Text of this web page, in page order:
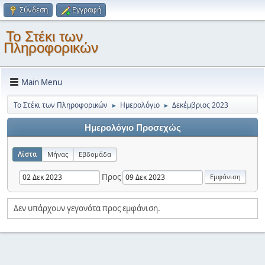
Σύνδεση Εγγραφή
Το Στέκι των
Πληροφορικών
Main Menu
Το Στέκι των Πληροφορικών ► Ημερολόγιο ► Δεκέμβριος 2023
Ημερολόγιο Προσεχώς
Λίστα Μήνας Εβδομάδα
Προς
Δεν υπάρχουν γεγονότα προς εμφάνιση.